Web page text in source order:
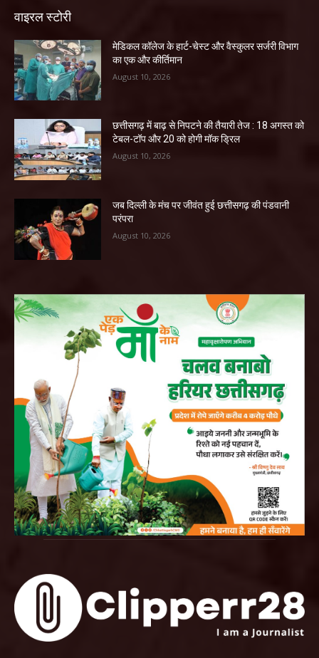
वाइरल स्टोरी
​मेडिकल कॉलेज के हार्ट-चेस्ट और वैस्कुलर सर्जरी विभाग
का एक और कीर्तिमान
August 10, 2026
छत्तीसगढ़ में बाढ़ से निपटने की तैयारी तेज : 18 अगस्त को
टेबल-टॉप और 20 को होगी मॉक ड्रिल
August 10, 2026
जब दिल्ली के मंच पर जीवंत हुई छत्तीसगढ़ की पंडवानी
परंपरा
August 10, 2026